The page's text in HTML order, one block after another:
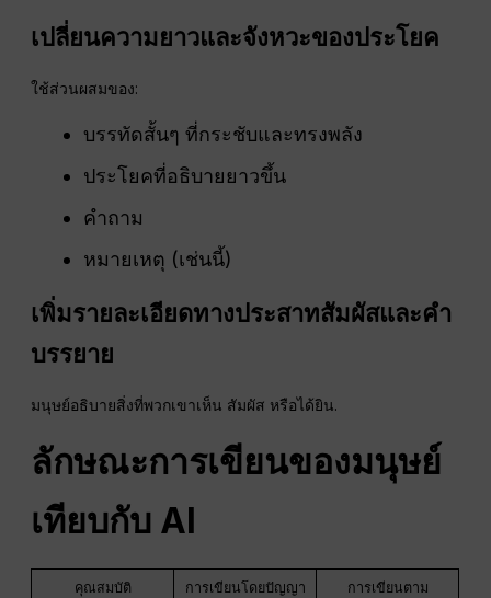
เปลี่ยนความยาวและจังหวะของประโยค
ใช้ส่วนผสมของ:
บรรทัดสั้นๆ ที่กระชับและทรงพลัง
ประโยคที่อธิบายยาวขึ้น
คำถาม
หมายเหตุ (เช่นนี้)
เพิ่มรายละเอียดทางประสาทสัมผัสและคำ
บรรยาย
มนุษย์อธิบายสิ่งที่พวกเขาเห็น สัมผัส หรือได้ยิน.
ลักษณะการเขียนของมนุษย์
เทียบกับ AI
คุณสมบัติ
การเขียนโดยปัญญา
การเขียนตาม